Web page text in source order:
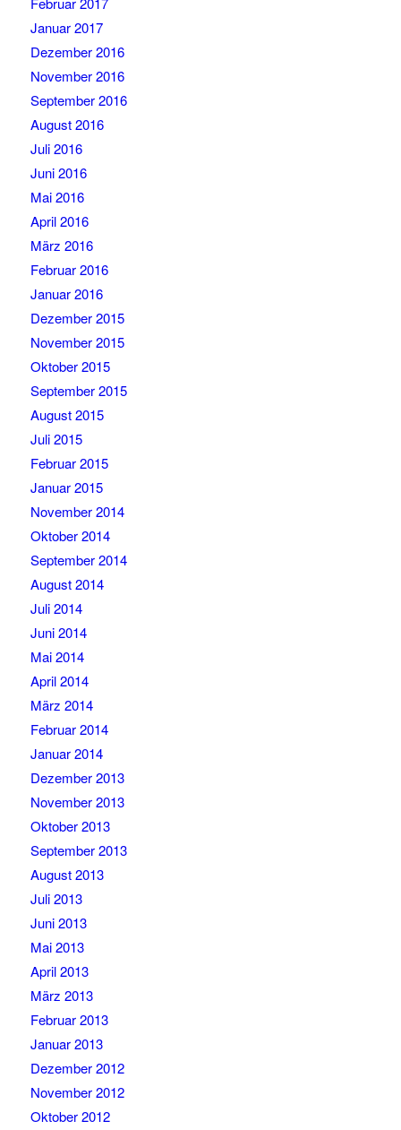
Januar 2017
Dezember 2016
November 2016
September 2016
August 2016
Juli 2016
Juni 2016
Mai 2016
April 2016
März 2016
Februar 2016
Januar 2016
Dezember 2015
November 2015
Oktober 2015
September 2015
August 2015
Juli 2015
Februar 2015
Januar 2015
November 2014
Oktober 2014
September 2014
August 2014
Juli 2014
Juni 2014
Mai 2014
April 2014
März 2014
Februar 2014
Januar 2014
Dezember 2013
November 2013
Oktober 2013
September 2013
August 2013
Juli 2013
Juni 2013
Mai 2013
April 2013
März 2013
Februar 2013
Januar 2013
Dezember 2012
November 2012
Oktober 2012